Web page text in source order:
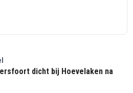
dicht bij Hoevelaken na